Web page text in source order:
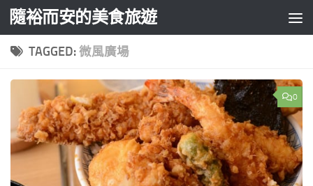
Skip to content
隨裕而安的美食旅遊
TAGGED: 微風廣場
0